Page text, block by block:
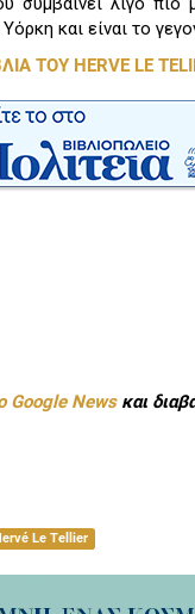
και είναι το
ΤΟΥ HERVE LE
Google Newsκαι
Le Tellier